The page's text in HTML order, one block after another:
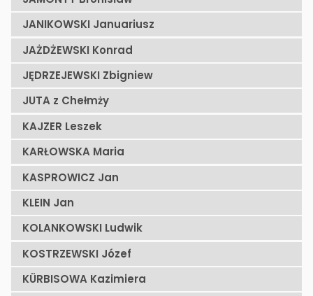
JANIKOWSKI Januariusz
JAŻDŻEWSKI Konrad
JĘDRZEJEWSKI Zbigniew
JUTA z Chełmży
KAJZER Leszek
KARŁOWSKA Maria
KASPROWICZ Jan
KLEIN Jan
KOLANKOWSKI Ludwik
KOSTRZEWSKI Józef
KÜRBISOWA Kazimiera